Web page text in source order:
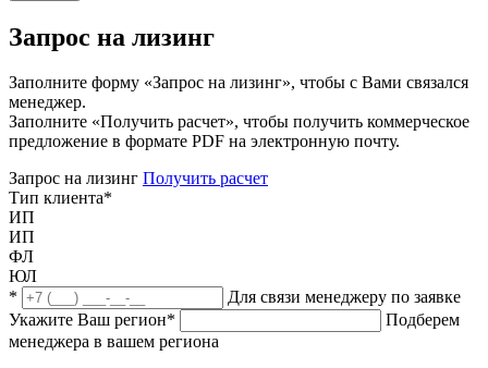
Запрос на лизинг
Заполните форму «Запрос на лизинг», чтобы с Вами связался
менеджер.
Заполните «Получить расчет», чтобы получить коммерческое
предложение в формате PDF на электронную почту.
Запрос на лизинг Получить расчет
Тип клиента*
ИП
ИП
ФЛ
ЮЛ
*
Для связи менеджеру по заявке
Укажите Ваш регион*
Подберем
менеджера в вашем региона